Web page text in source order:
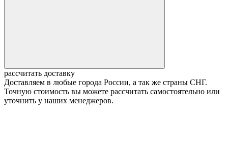
рассчитать доставку
Доставляем в любые города России, а так же страны СНГ.
Точную стоимость вы можете рассчитать самостоятельно или
уточнить у наших менеджеров.